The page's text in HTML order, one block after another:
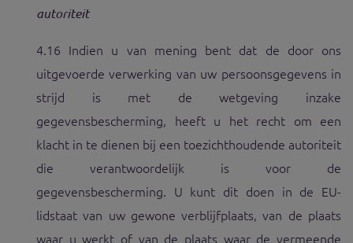
autoriteit
4.16 Indien u van mening bent dat de door ons
uitgevoerde verwerking van uw persoonsgegevens in
strijd is met de wetgeving inzake
gegevensbescherming, heeft u het recht om een
klacht in te dienen bij een toezichthoudende autoriteit
die verantwoordelijk is voor de
gegevensbescherming. U kunt dit doen in de EU-
lidstaat van uw gewone verblijfplaats, van de plaats
waar u werkt of van de plaats waar de vermeende